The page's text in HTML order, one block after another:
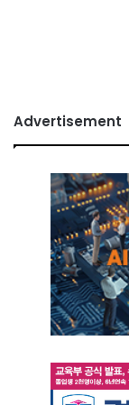
Advertisement